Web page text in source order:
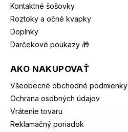
Kontaktné šošovky
Roztoky a očné kvapky
Doplnky
Darčekové poukazy 🎁
AKO NAKUPOVAŤ
Všeobecné obchodné podmienky
Ochrana osobných údajov
Vrátenie tovaru
Reklamačný poriadok